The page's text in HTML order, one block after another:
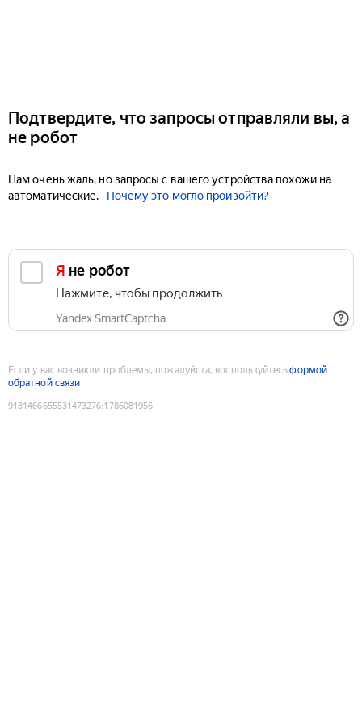
Подтвердите, что запросы отправляли вы, а
не робот
Нам очень жаль, но запросы с вашего устройства похожи на
автоматические.
Почему это могло произойти?
Я не робот
Нажмите, чтобы продолжить
Yandex SmartCaptcha
Если у вас возникли проблемы, пожалуйста, воспользуйтесьформой
обратной связи
9181466655531473276:1786081956